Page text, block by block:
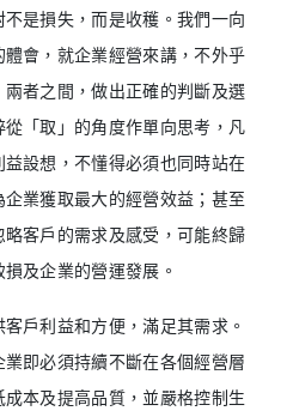
是損失，而是收穫。我們一向
會，就企業經營來講，不外乎
者之間，做出正確的判斷及選
「取」的角度作單向思考，凡
設想，不懂得必須也同時站在
業獲取最大的經營效益；甚至
客戶的需求及感受，可能終歸
及企業的營運發展。
利益和方便，滿足其需求。
即必須持續不斷在各個經營層
本及提高品質，並嚴格控制生